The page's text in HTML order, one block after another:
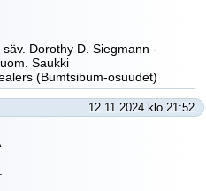
Dorothy D. Siegmann -
Saukki
(Bumtsibum-osuudet)
12.11.2024 klo 21:52